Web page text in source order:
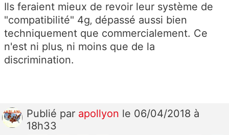
Ils feraient mieux de revoir leur système de
"compatibilité" 4g‚ dépassé aussi bien
techniquement que commercialement. Ce
n'est ni plus‚ ni moins que de la
discrimination.
Publié par apollyon le 06/04/2018 à
18h33